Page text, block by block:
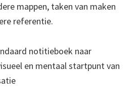
mappen, taken van maken
referentie.
notitieboek naar
en mentaal startpunt van